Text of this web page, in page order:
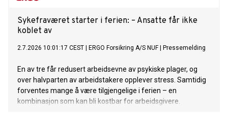
Sykefraværet starter i ferien: – Ansatte får ikke
koblet av
2.7.2026 10:01:17 CEST ERGO Forsikring A/S NUF| Pressemelding
En av tre får redusert arbeidsevne av psykiske plager, og
over halvparten av arbeidstakere opplever stress. Samtidig
forventes mange å være tilgjengelige i ferien – en
kombinasjon som kan bli kostbar for arbeidsgivere.